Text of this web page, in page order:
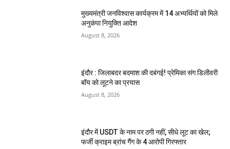
मुख्यमंत्री जनविश्वास कार्यक्रम में 14 अभ्यर्थियों को मिले
अनुकंपा नियुक्ति आदेश
August 8, 2026
इंदौर : जिलाबदर बदमाश की दबंगई! प्रेमिका संग डिलीवरी
बॉय को लूटने का प्रयास
August 8, 2026
इंदौर में USDT के नाम पर ठगी नहीं, सीधे लूट का खेल;
फर्जी क्राइम ब्रांच गैंग के 4 आरोपी गिरफ्तार